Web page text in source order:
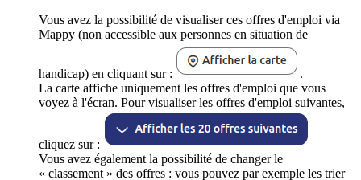
Vous avez la possibilité de visualiser ces offres d'emploi via
Mappy (non accessible aux personnes en situation de
handicap) en cliquant sur :
.
La carte affiche uniquement les offres d'emploi que vous
voyez à l'écran. Pour visualiser les offres d'emploi suivantes,
cliquez sur :
Vous avez également la possibilité de changer le
« classement » des offres : vous pouvez par exemple les trier